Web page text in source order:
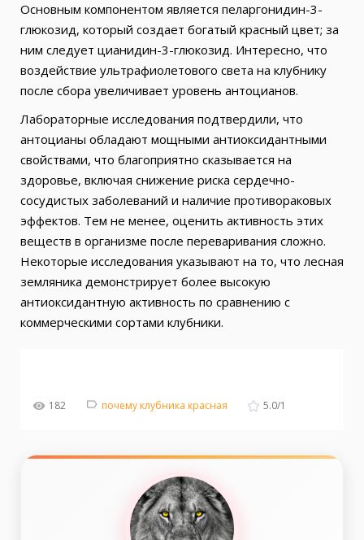
Основным компонентом является пеларгонидин-3-
глюкозид, который создает богатый красный цвет; за
ним следует цианидин-3-глюкозид. Интересно, что
воздействие ультрафиолетового света на клубнику
после сбора увеличивает уровень антоцианов.
Лабораторные исследования подтвердили, что
антоцианы обладают мощными антиоксидантными
свойствами, что благоприятно сказывается на
здоровье, включая снижение риска сердечно-
сосудистых заболеваний и наличие противораковых
эффектов. Тем не менее, оценить активность этих
веществ в организме после переваривания сложно.
Некоторые исследования указывают на то, что лесная
земляника демонстрирует более высокую
антиоксидантную активность по сравнению с
коммерческими сортами клубники.
182 почему клубника красная 5.0/1